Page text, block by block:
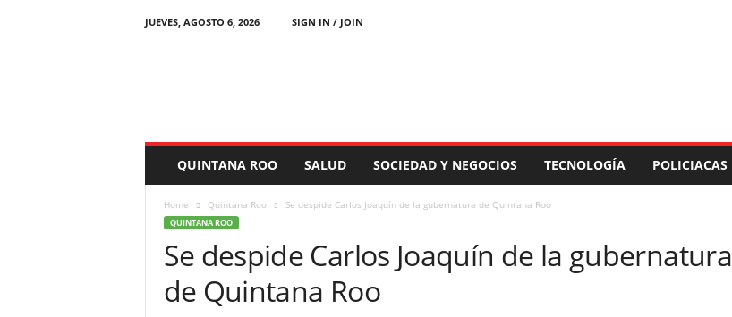
JUEVES, AGOSTO 6, 2026
SIGN IN / JOIN
QUINTANA ROO SALUD SOCIEDAD Y NEGOCIOS TECNOLOGÍA POLICIACAS
Home Quintana Roo Se despide Carlos Joaquín de la gubernatura de Quintana Roo
QUINTANA ROO
Se despide Carlos Joaquín de la gubernatura
de Quintana Roo